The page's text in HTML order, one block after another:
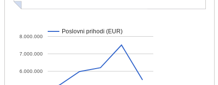
Poslovni prihodi (EUR)
6.000.000
7.000.000
8.000.000